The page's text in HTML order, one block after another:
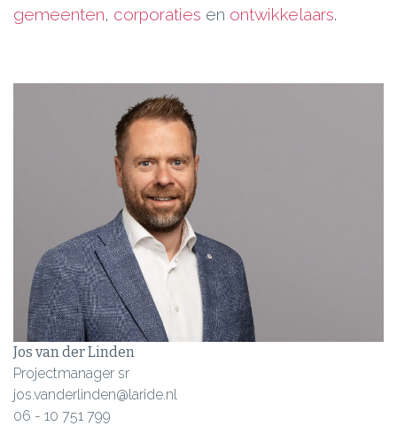
gemeenten, corporaties en ontwikkelaars.
Jos van der Linden
Projectmanager sr
jos.vanderlinden@laride.nl
06 - 10 751 799